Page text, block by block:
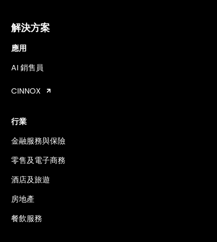
解決方案
應用
AI 銷售員
CINNOX
行業
金融服務與保險
零售及電子商務
酒店及旅遊
房地產
餐飲服務